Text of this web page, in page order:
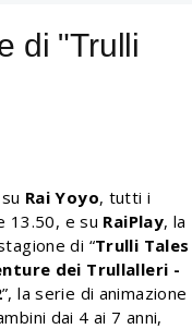
di "Trulli
Rai Yoyo, tutti i
13.50, e su RaiPlay, la
di “Trulli Tales
dei Trullalleri -
”, la serie di animazione
dai 4 ai 7 anni,